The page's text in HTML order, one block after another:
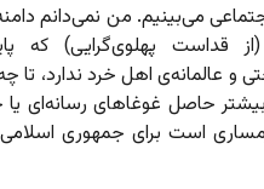
می‌بینیم. من نمی‌دانم
قداست پهلوی‌گرایی) که
و عالمانه‌ی اهل خرد ندارد، تا
حاصل غوغاهای رسانه‌ای
است برای جمهوری